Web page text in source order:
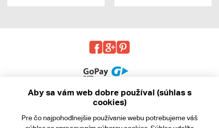
Aby sa vám web dobre používal (súhlas s
cookies)
Pre čo najpohodlnejšie používanie webu potrebujeme váš